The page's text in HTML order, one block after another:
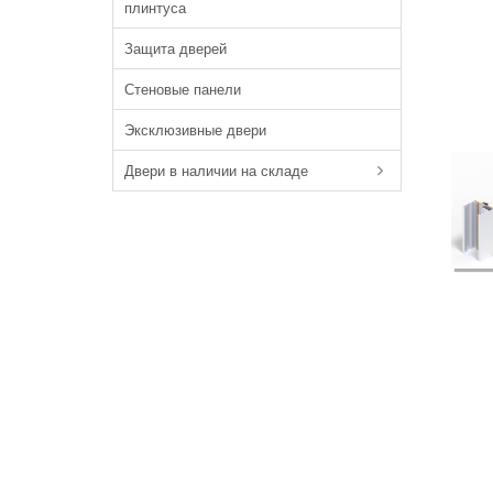
плинтуса
Защита дверей
Стеновые панели
Эксклюзивные двери
Двери в наличии на складе